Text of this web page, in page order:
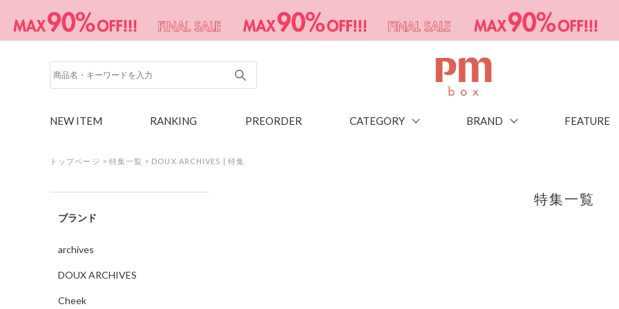
NEW ITEM RANKING PREORDER CATEGORY BRAND FEATURE
トップページ > 特集一覧 > DOUX ARCHIVES | 特集
ブランド
archives
DOUX ARCHIVES
Cheek
特集一覧